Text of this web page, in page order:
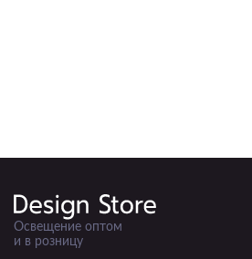
Освещение оптом
и в розницу